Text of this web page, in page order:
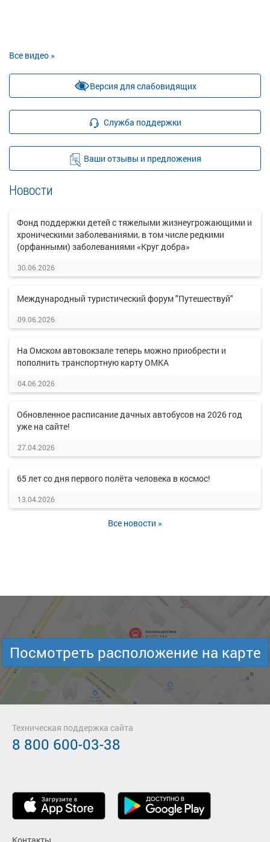
Все видео »
Версия для слабовидящих
Служба поддержки
Ваши отзывы и предложения
Новости
Фонд поддержки детей с тяжелыми жизнеугрожающими и
хроническими заболеваниями, в том числе редкими
(орфанными) заболеваниями «Круг добра»
30.06.2026
Международный туристический форум "Путешествуй"
09.06.2026
На Омском автовокзале теперь можно приобрести и
пополнить транспортную карту ОМКА
04.06.2026
Обновленное расписание дачных автобусов на 2026 год
уже на сайте!
27.04.2026
65 лет со дня первого полёта человека в космос!
13.04.2026
Все новости »
Посмотреть расположение на карте
Техническая поддержка сайта
8 800 600-03-38